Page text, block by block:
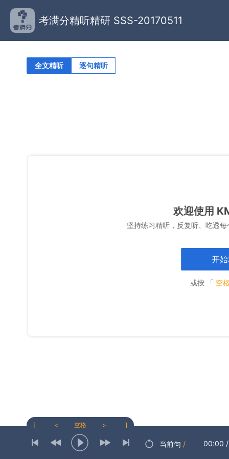
考满分精听精研 SSS-20170511
全文精听 逐句精听
欢迎使用
坚持练习精听，反复听、吃透
开
或按 「 空
[ < 空格 > ]
当前句 / 00:00 /